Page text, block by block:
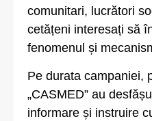
comunitari, lucrători
cetățeni interesați să
fenomenul și
Pe durata campaniei,
„CASMED” au
informare și instruire